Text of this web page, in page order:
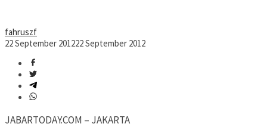
fahruszf
22 September 201222 September 2012
JABARTODAY.COM – JAKARTA